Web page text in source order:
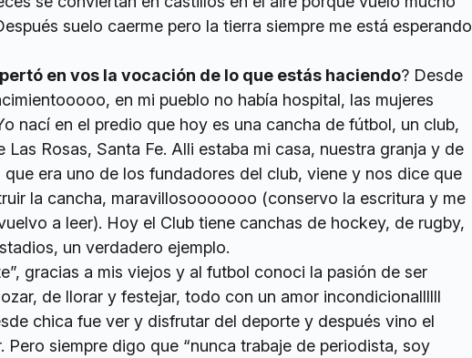
suelo caerme pero la tierra siempre me está esperando
en vos la vocación de lo que estás haciendo? Desde
en mi pueblo no había hospital, las mujeres
nací en el predio que hoy es una cancha de fútbol, un club,
Las Rosas, Santa Fe. Alli estaba mi casa, nuestra granja y de
era uno de los fundadores del club, viene y nos dice que
la cancha, maravillosooooooo (conservo la escritura y me
a leer). Hoy el Club tiene canchas de hockey, de rugby,
un verdadero ejemplo.
gracias a mis viejos y al futbol conoci la pasión de ser
de llorar y festejar, todo con un amor incondicionallllll
chica fue ver y disfrutar del deporte y después vino el
Pero siempre digo que “nunca trabaje de periodista, soy